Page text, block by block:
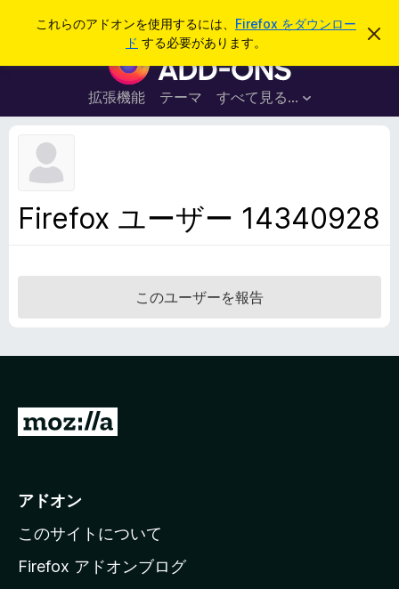
これらのアドオンを使用するには、 Firefox をダウンロー
ド する必要があります。
こ
を
F
i
r
e
ブ
ラ
ー
ア
拡張機能 テーマ すべて見る...
ログイン
Firefox ユーザー 14340928
このユーザーを報告
M
i
l
a
アドオン
このサイトについて
Firefox アドオンブログ